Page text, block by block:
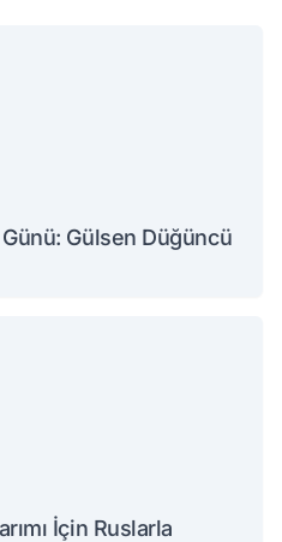
Gülsen Düğüncü
İçin Ruslarla